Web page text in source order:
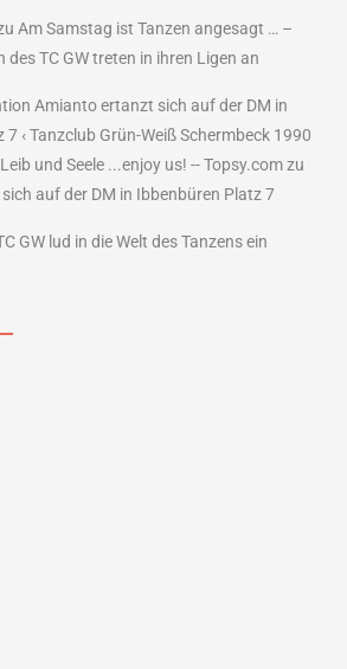
Am Samstag ist Tanzen angesagt … –
des TC GW treten in ihren Ligen an
Amianto ertanzt sich auf der DM in
‹ Tanzclub Grün-Weiß Schermbeck 1990
und Seele ...enjoy us! -- Topsy.comzu
auf der DM in Ibbenbüren Platz 7
GW lud in die Welt des Tanzens ein